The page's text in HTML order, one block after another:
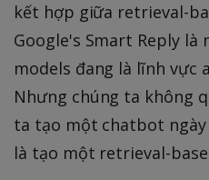
kết hợp giữa retrieval-
Google's Smart Reply là
models đang là lĩnh vực
Nhưng chúng ta không
ta tạo một chatbot
là tạo một retrieval-